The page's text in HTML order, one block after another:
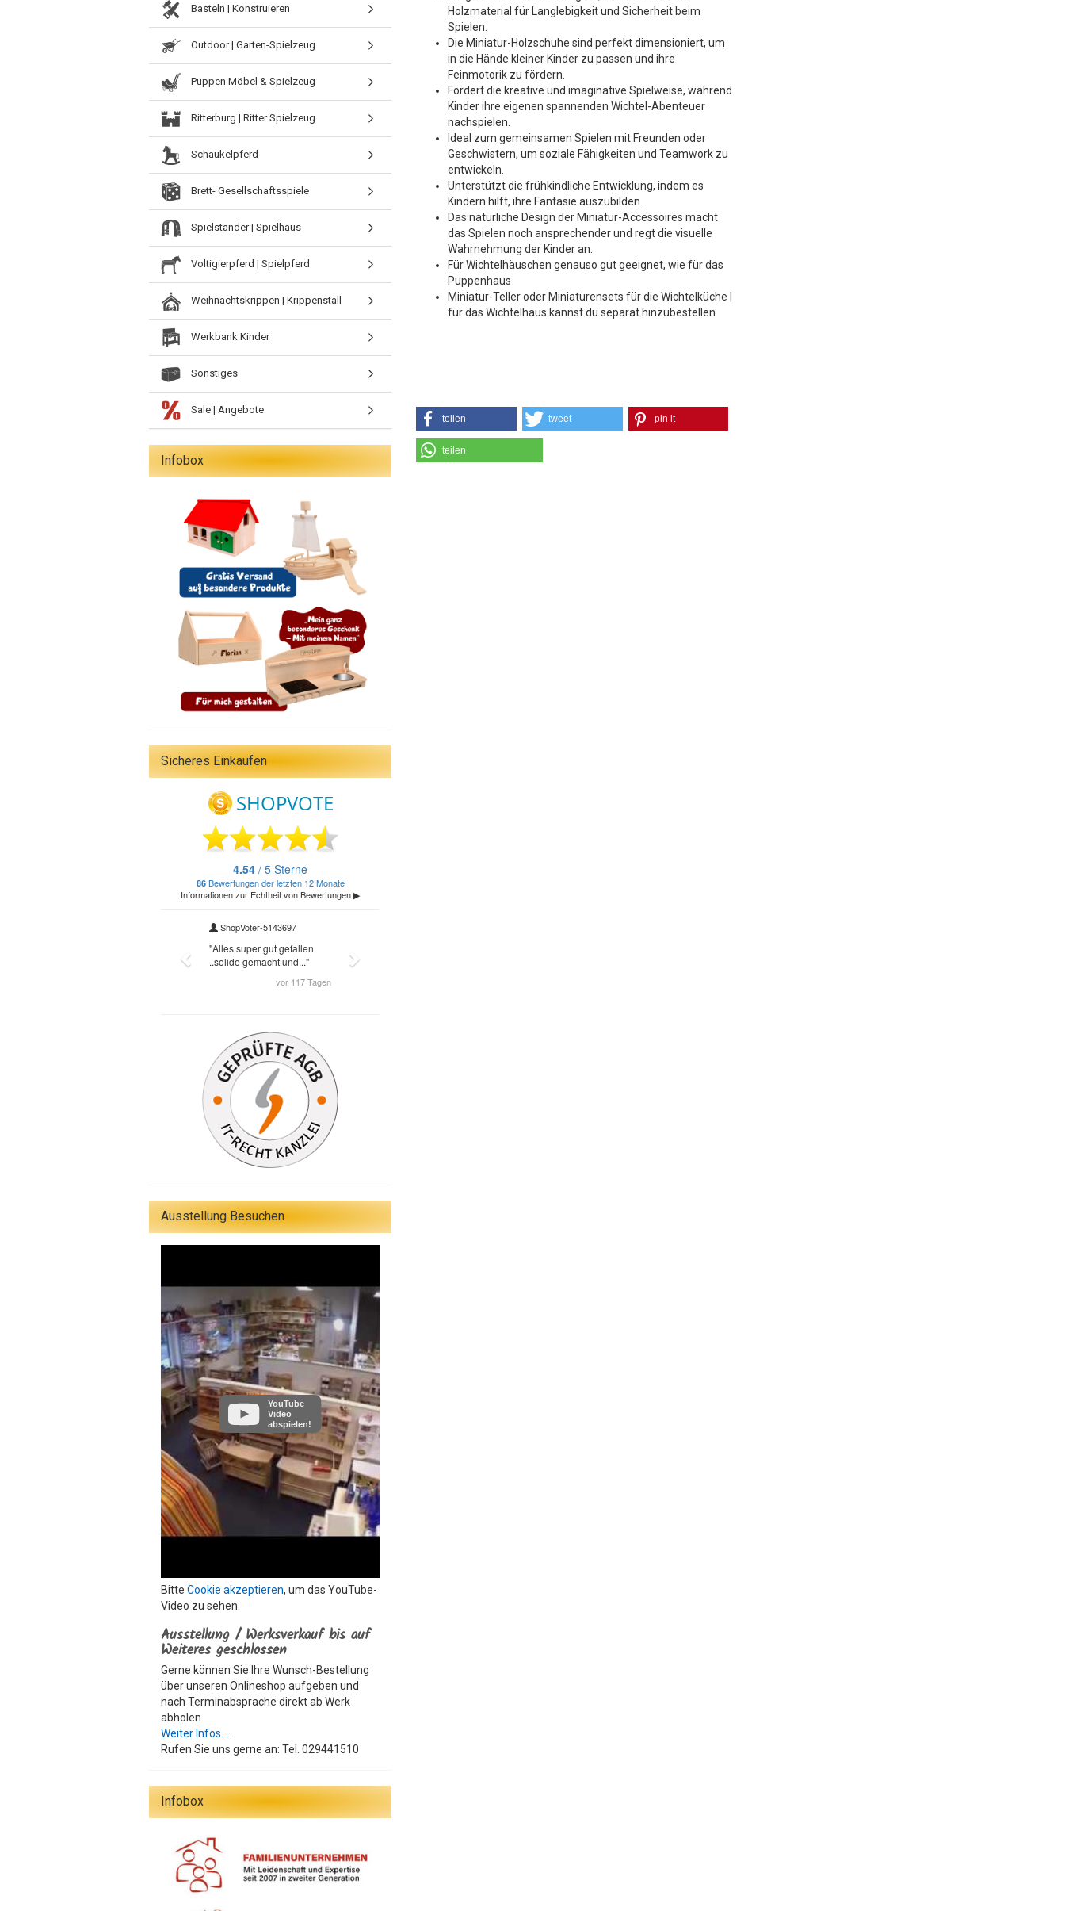
Holzmaterial für Langlebigkeit und Sicherheit beim
Spielen.
Die Miniatur-Holzschuhe sind perfekt dimensioniert, um
in die Hände kleiner Kinder zu passen und ihre
Feinmotorik zu fördern.
Fördert die kreative und imaginative Spielweise, während
Kinder ihre eigenen spannenden Wichtel-Abenteuer
nachspielen.
Ideal zum gemeinsamen Spielen mit Freunden oder
Geschwistern, um soziale Fähigkeiten und Teamwork zu
entwickeln.
Unterstützt die frühkindliche Entwicklung, indem es
Kindern hilft, ihre Fantasie auszubilden.
Das natürliche Design der Miniatur-Accessoires macht
das Spielen noch ansprechender und regt die visuelle
Wahrnehmung der Kinder an.
Für Wichtelhäuschen genauso gut geeignet, wie für das
Puppenhaus
Miniatur-Teller oder Miniaturensets für die Wichtelküche |
für das Wichtelhaus kannst du separat hinzubestellen
teilen tweet pin it
teilen
Basteln | Konstruieren
Outdoor | Garten-Spielzeug
Puppen Möbel & Spielzeug
Ritterburg | Ritter Spielzeug
Schaukelpferd
Brett- Gesellschaftsspiele
Spielständer | Spielhaus
Voltigierpferd | Spielpferd
Weihnachtskrippen | Krippenstall
Werkbank Kinder
Sonstiges
Sale | Angebote
Infobox
Sicheres Einkaufen
Ausstellung Besuchen
YouTube
Video
abspielen!
Bitte Cookie akzeptieren, um das YouTube-
Video zu sehen.
Ausstellung / Werksverkauf bis auf
Weiteres geschlossen
Gerne können Sie Ihre Wunsch-Bestellung
über unseren Onlineshop aufgeben und
nach Terminabsprache direkt ab Werk
abholen.
Weiter Infos....
Rufen Sie uns gerne an: Tel. 029441510
Infobox